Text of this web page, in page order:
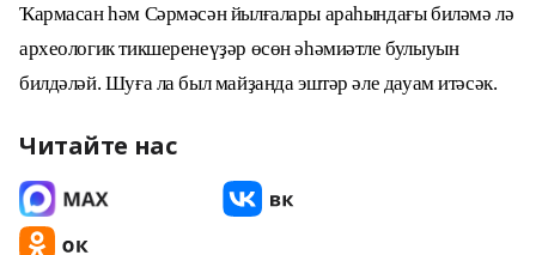
Ҡармасан һәм Сәрмәсән йылғалары араһындағы биләмә лә
археологик тикшеренеүҙәр өсөн әһәмиәтле булыуын
билдәләй. Шуға ла был майҙанда эштәр әле дауам итәсәк.
Читайте нас